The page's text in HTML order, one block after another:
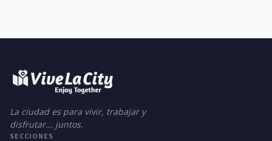
La ciudad es para vivir, trabajar y
disfrutar... juntos.
SECCIONES